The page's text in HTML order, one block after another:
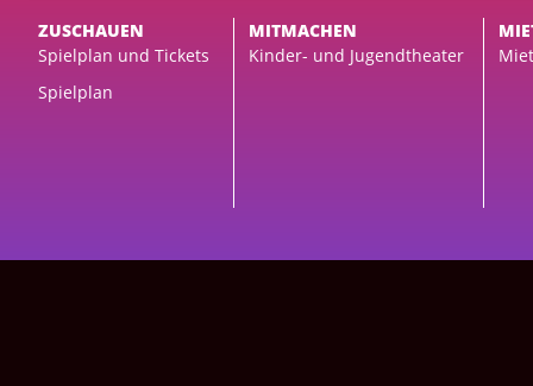
ZUSCHAUEN
Spielplan und Tickets
Spielplan
MITMACHEN
Kinder- und Jugendtheater